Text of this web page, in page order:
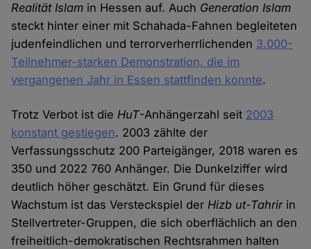
Realität Islam in Hessen auf. Auch Generation Islam
steckt hinter einer mit Schahada-Fahnen begleiteten
judenfeindlichen und terrorverherrlichenden 3.000-
Teilnehmer-starken Demonstration, die im
vergangenen Jahr in Essen stattfinden konnte.
Trotz Verbot ist dieHuT-Anhängerzahl seit 2003
konstant gestiegen. 2003 zählte der
Verfassungsschutz 200 Parteigänger, 2018 waren es
350 und 2022 760 Anhänger. Die Dunkelziffer wird
deutlich höher geschätzt. Ein Grund für dieses
Wachstum ist das Versteckspiel derHizb ut-Tahririn
Stellvertreter-Gruppen, die sich oberflächlich an den
freiheitlich-demokratischen Rechtsrahmen halten